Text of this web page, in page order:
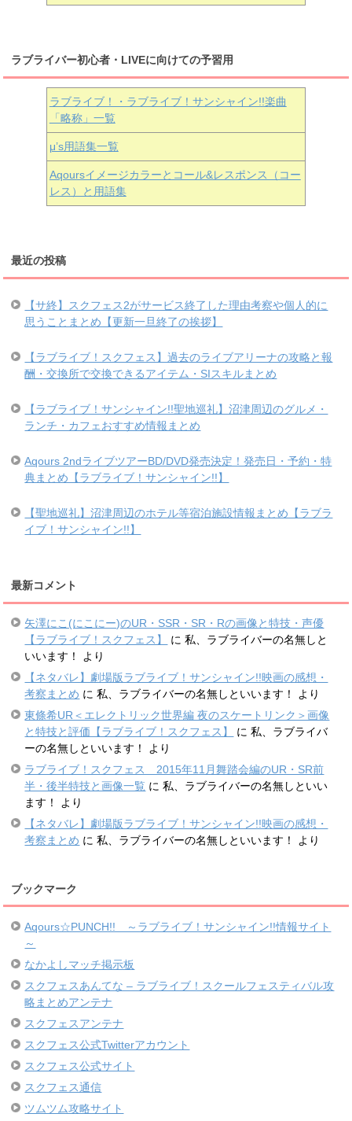
ラブライバー初心者・LIVEに向けての予習用
ラブライブ！・ラブライブ！サンシャイン!!楽曲
「略称」一覧
μ’s用語集一覧
Aqoursイメージカラーとコール&レスポンス（コー
レス）と用語集
最近の投稿
【サ終】スクフェス2がサービス終了した理由考察や個人的に
思うことまとめ【更新一旦終了の挨拶】
【ラブライブ！スクフェス】過去のライブアリーナの攻略と報
酬・交換所で交換できるアイテム・SIスキルまとめ
【ラブライブ！サンシャイン!!聖地巡礼】沼津周辺のグルメ・
ランチ・カフェおすすめ情報まとめ
Aqours 2ndライブツアーBD/DVD発売決定！発売日・予約・特
典まとめ【ラブライブ！サンシャイン!!】
【聖地巡礼】沼津周辺のホテル等宿泊施設情報まとめ【ラブラ
イブ！サンシャイン!!】
最新コメント
矢澤にこ(にこにー)のUR・SSR・SR・Rの画像と特技・声優
【ラブライブ！スクフェス】
に私、ラブライバーの名無しと
いいます！
より
【ネタバレ】劇場版ラブライブ！サンシャイン!!映画の感想・
考察まとめ に私、ラブライバーの名無しといいます！
より
東條希UR＜エレクトリック世界編 夜のスケートリンク＞画像
と特技と評価【ラブライブ！スクフェス】
に私、ラブライバ
ーの名無しといいます！
より
ラブライブ！スクフェス 2015年11月舞踏会編のUR・SR前
半・後半特技と画像一覧 に私、ラブライバーの名無しといい
ます！
より
【ネタバレ】劇場版ラブライブ！サンシャイン!!映画の感想・
考察まとめ に私、ラブライバーの名無しといいます！ より
ブックマーク
Aqours☆PUNCH!! ～ラブライブ！サンシャイン!!情報サイト
～
なかよしマッチ掲示板
スクフェスあんてな – ラブライブ！スクールフェスティバル攻
略まとめアンテナ
スクフェスアンテナ
スクフェス公式Twitterアカウント
スクフェス公式サイト
スクフェス通信
ツムツム攻略サイト